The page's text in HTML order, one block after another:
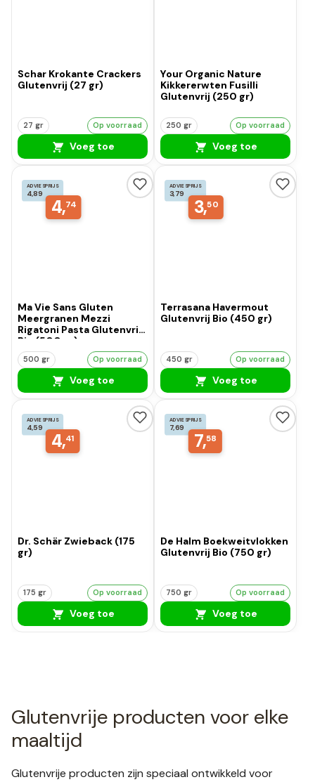
Schar Krokante Crackers
Glutenvrij (27 gr)
27 gr Op voorraad
Voeg toe
Your Organic Nature
Kikkererwten Fusilli
Glutenvrij (250 gr)
250 gr Op voorraad
Voeg toe
ADVIESPRIJS
4,89
4,74
Ma Vie Sans Gluten
Meergranen Mezzi
Rigatoni Pasta Glutenvrij
Bio (500 gr)
500 gr Op voorraad
Voeg toe
ADVIESPRIJS
3,79
3,50
Terrasana Havermout
Glutenvrij Bio (450 gr)
450 gr Op voorraad
Voeg toe
ADVIESPRIJS
4,59
4,41
Dr. Schär Zwieback (175
gr)
175 gr Op voorraad
Voeg toe
ADVIESPRIJS
7,69
7,58
De Halm Boekweitvlokken
Glutenvrij Bio (750 gr)
750 gr Op voorraad
Voeg toe
Glutenvrije producten voor elke
maaltijd
Glutenvrije producten zijn speciaal ontwikkeld voor